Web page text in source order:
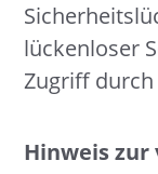
lückenloser
Zugriff
Hinweis